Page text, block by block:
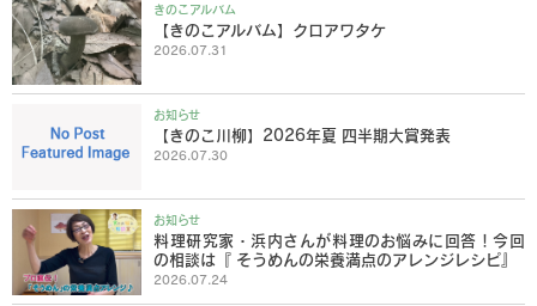
きのこアルバム
2026.07.31
【きのこアルバム】クロアワタケ
お知らせ
2026.07.30
【きのこ川柳】2026年夏 四半期大賞発表
お知らせ
2026.07.24
料理研究家・浜内さんが料理のお悩みに回答！今回
の相談は『 そうめんの栄養満点のアレンジレシピ』